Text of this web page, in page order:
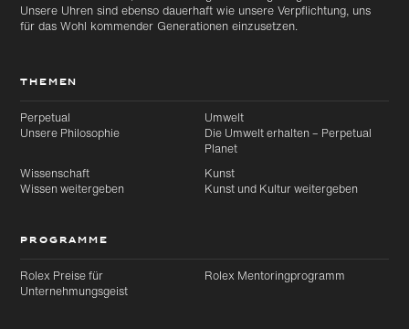
Unsere Uhren sind ebenso dauerhaft wie unsere Verpflichtung, uns
für das Wohl kommender Generationen einzusetzen.
THEMEN
Perpetual
Unsere Philosophie
Umwelt
Die Umwelt erhalten – Perpetual
Planet
Wissenschaft
Wissen weitergeben
Kunst
Kunst und Kultur weitergeben
PROGRAMME
Rolex Preise für
Unternehmungsgeist
Rolex Mentoringprogramm